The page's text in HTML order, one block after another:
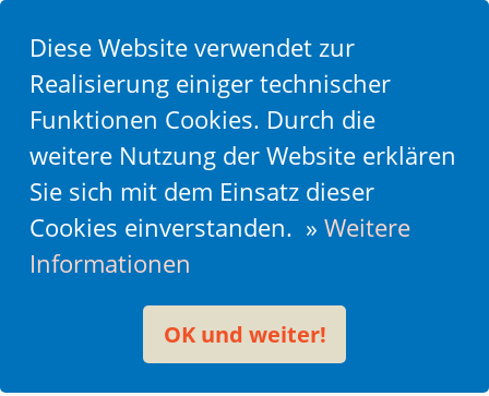
Diese Website verwendet zur
Realisierung einiger technischer
Funktionen Cookies. Durch die
weitere Nutzung der Website erklären
Sie sich mit dem Einsatz dieser
Cookies einverstanden. » Weitere
Informationen
OK und weiter!